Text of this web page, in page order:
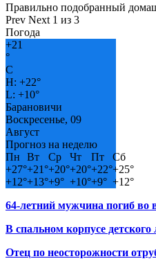
Правильно подобранный
Prev Next 1 из 3
Погода
+21
°
C
H: +22°
L: +10°
Барановичи
Воскресенье, 09
Август
Прогноз на неделю
Пн
Вт Ср Чт Пт
Сб
+27°+21°+20°+20°+22°+25°
+12°+13°+9° +10°+9° +12°
64-летний мужчина погиб во
В спальном корпусе
Отец по неосторожности